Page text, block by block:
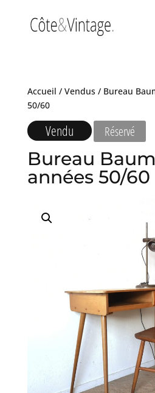
Accueil / Vendus/ Bureau
50/60
Vendu Réservé
Bureau
années 50/60